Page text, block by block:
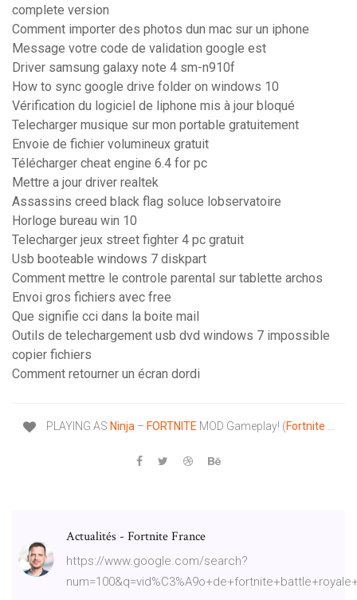
complete version
Comment importer des photos dun mac sur un iphone
Message votre code de validation google est
Driver samsung galaxy note 4 sm-n910f
How to sync google drive folder on windows 10
Vérification du logiciel de liphone mis à jour bloqué
Telecharger musique sur mon portable gratuitement
Envoie de fichier volumineux gratuit
Télécharger cheat engine 6.4 for pc
Mettre a jour driver realtek
Assassins creed black flag soluce lobservatoire
Horloge bureau win 10
Telecharger jeux street fighter 4 pc gratuit
Usb booteable windows 7 diskpart
Comment mettre le controle parental sur tablette archos
Envoi gros fichiers avec free
Que signifie cci dans la boite mail
Outils de telechargement usb dvd windows 7 impossible
copier fichiers
Comment retourner un écran dordi
PLAYING AS Ninja– FORTNITE MOD Gameplay! (Fortnite …
Actualités - Fortnite France
https://www.google.com/search?